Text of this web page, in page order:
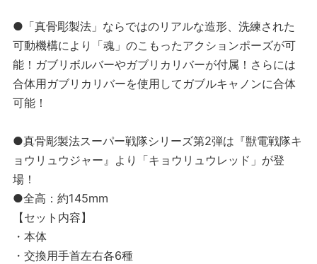
●「真骨彫製法」ならではのリアルな造形、洗練された
可動機構により「魂」のこもったアクションポーズが可
能！ガブリボルバーやガブリカリバーが付属！さらには
合体用ガブリカリバーを使用してガブルキャノンに合体
可能！
●真骨彫製法スーパー戦隊シリーズ第2弾は『獣電戦隊キ
ョウリュウジャー』より「キョウリュウレッド」が登
場！
●全高：約145mm
【セット内容】
・本体
・交換用手首左右各6種